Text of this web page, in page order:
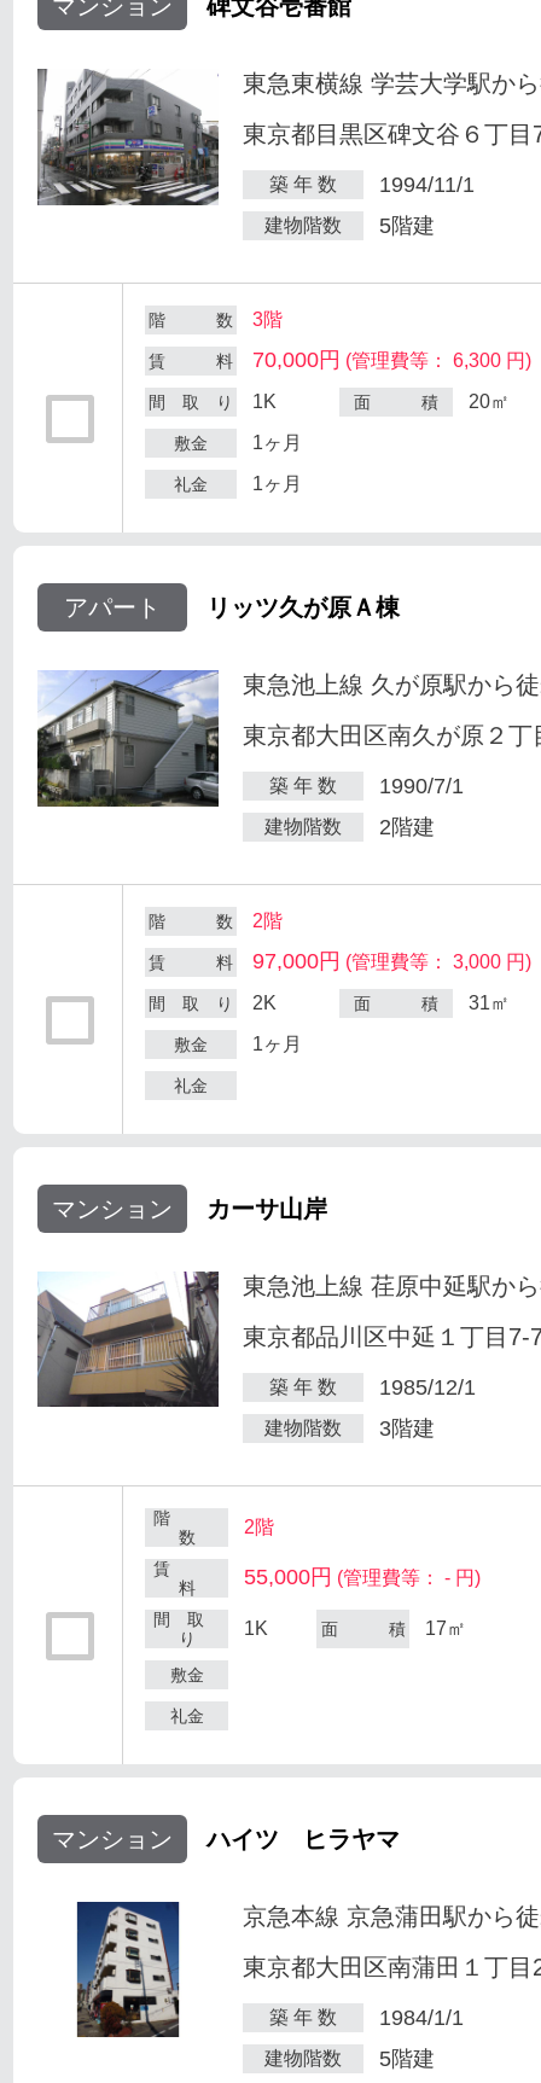
マンション 碑文谷壱番館
東急東横線 学芸大学駅か
東京都目黒区碑文谷６丁目
築 年 数 1994/11/1
建物階数 5階建
階 数 3階
賃 料 70,000円 (管理費等： 6,300 円)
間 取 り 1K 面 積 20㎡
敷金 1ヶ月
礼金 1ヶ月
アパート リッツ久が原Ａ棟
東急池上線 久が原駅から
東京都大田区南久が原２丁
築 年 数 1990/7/1
建物階数 2階建
階 数 2階
賃 料 97,000円 (管理費等： 3,000 円)
間 取 り 2K 面 積 31㎡
敷金 1ヶ月
礼金
マンション カーサ山岸
東急池上線 荏原中延駅か
東京都品川区中延１丁目7-
築 年 数 1985/12/1
建物階数 3階建
階
数
2階
賃
料
55,000円 (管理費等： - 円)
間 取
り
1K 面 積 17㎡
敷金
礼金
マンション ハイツ ヒラヤマ
京急本線 京急蒲田駅から
東京都大田区南蒲田１丁目
築 年 数 1984/1/1
建物階数 5階建